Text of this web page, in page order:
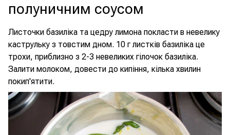
полуничним соусом
Листочки базиліка та цедру лимона покласти в невелику
каструльку з товстим дном. 10 г листків базиліка це
трохи, приблизно з 2-3 невеликих гілочок базиліка.
Залити молоком, довести до кипіння, кілька хвилин
покип'ятити.